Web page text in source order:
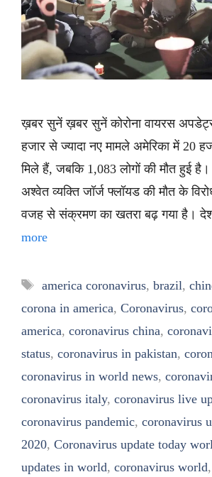
ख़बर सुनें ख़बर सुनें कोरोना वायरस
हजार से ज्यादा नए मामले अमेरिका में 20
मिले हैं, जबकि 1,083 लोगों की मौत हुई
अश्वेत व्यक्ति जॉर्ज फ्लॉयड की मौत के
वजह से संक्रमण का खतरा बढ़ गया है।
more
Tags
america coronavirus, brazil,
corona in america, Coronavirus,
america, coronavirus china,
status, coronavirus in pakistan,
coronavirus in world news,
coronavirus italy, coronavirus live
coronavirus pandemic, coronavirus
2020, Coronavirus update today
updates in world, coronavirus world,